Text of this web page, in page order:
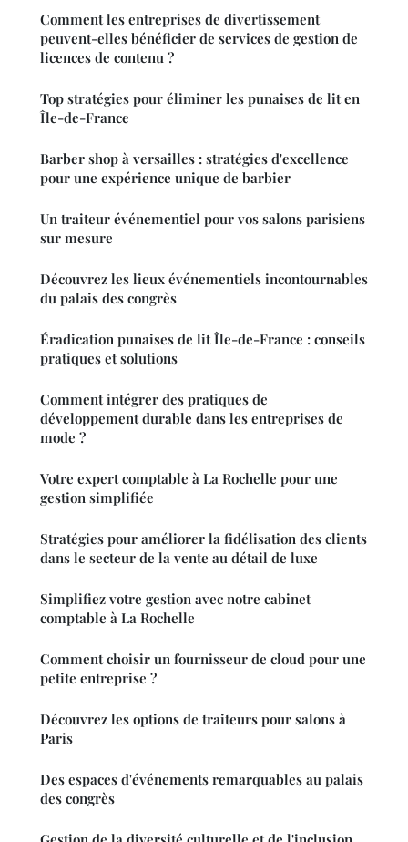
Comment les entreprises de divertissement
peuvent-elles bénéficier de services de gestion de
licences de contenu ?
Top stratégies pour éliminer les punaises de lit en
Île-de-France
Barber shop à versailles : stratégies d'excellence
pour une expérience unique de barbier
Un traiteur événementiel pour vos salons parisiens
sur mesure
Découvrez les lieux événementiels incontournables
du palais des congrès
Éradication punaises de lit Île-de-France : conseils
pratiques et solutions
Comment intégrer des pratiques de
développement durable dans les entreprises de
mode ?
Votre expert comptable à La Rochelle pour une
gestion simplifiée
Stratégies pour améliorer la fidélisation des clients
dans le secteur de la vente au détail de luxe
Simplifiez votre gestion avec notre cabinet
comptable à La Rochelle
Comment choisir un fournisseur de cloud pour une
petite entreprise ?
Découvrez les options de traiteurs pour salons à
Paris
Des espaces d'événements remarquables au palais
des congrès